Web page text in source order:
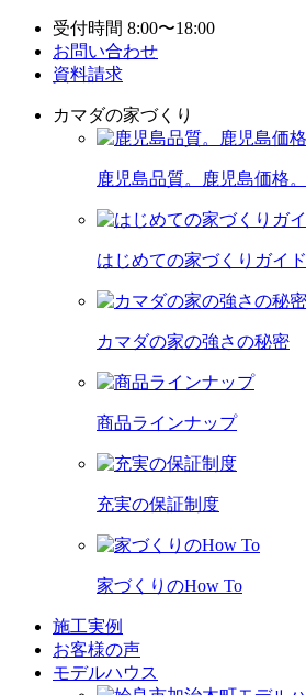
受付時間 8:00〜18:00
お問い合わせ
資料請求
カマダの家づくり
鹿児島品質。鹿児島価格。
はじめての家づくりガイド
カマダの家の強さの秘密
商品ラインナップ
充実の保証制度
家づくりのHow To
施工実例
お客様の声
モデルハウス